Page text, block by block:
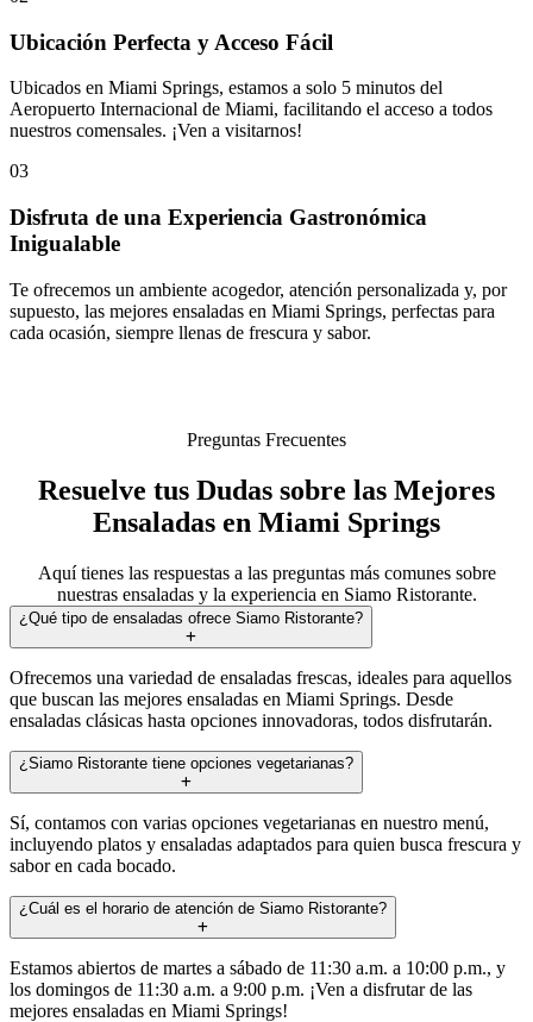
Ubicación Perfecta y Acceso Fácil
Ubicados en Miami Springs, estamos a solo 5 minutos del
Aeropuerto Internacional de Miami, facilitando el acceso a todos
nuestros comensales. ¡Ven a visitarnos!
03
Disfruta de una Experiencia Gastronómica
Inigualable
Te ofrecemos un ambiente acogedor, atención personalizada y, por
supuesto, las mejores ensaladas en Miami Springs, perfectas para
cada ocasión, siempre llenas de frescura y sabor.
Preguntas Frecuentes
Resuelve tus Dudas sobre las Mejores
Ensaladas en Miami Springs
Aquí tienes las respuestas a las preguntas más comunes sobre
nuestras ensaladas y la experiencia en Siamo Ristorante.
¿Qué tipo de ensaladas ofrece Siamo Ristorante?
Ofrecemos una variedad de ensaladas frescas, ideales para aquellos
que buscan las mejores ensaladas en Miami Springs. Desde
ensaladas clásicas hasta opciones innovadoras, todos disfrutarán.
¿Siamo Ristorante tiene opciones vegetarianas?
Sí, contamos con varias opciones vegetarianas en nuestro menú,
incluyendo platos y ensaladas adaptados para quien busca frescura y
sabor en cada bocado.
¿Cuál es el horario de atención de Siamo Ristorante?
Estamos abiertos de martes a sábado de 11:30 a.m. a 10:00 p.m., y
los domingos de 11:30 a.m. a 9:00 p.m. ¡Ven a disfrutar de las
mejores ensaladas en Miami Springs!